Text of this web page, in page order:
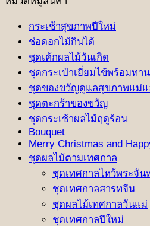
กระเช้าสุขภาพปีใหม่
ช่อดอกไม้กินได้
ชุดเค้กผลไม้วันเกิด
ชุดกระเป๋าเยี่ยมไข้พร้อมทาน
ชุดของขวัญดูแลสุขภาพแม่แ
ชุดตะกร้าของขวัญ
ชุดกระเช้าผลไม้ฤดูร้อน
Bouquet
Merry Christmas and
ชุดผลไม้ตามเทศกาล
ชุดเทศกาลไหว้พระจัน
ชุดเทศกาลสารทจีน
ชุดผลไม้เทศกาลวันแม่
ชุดเทศกาลปีใหม่